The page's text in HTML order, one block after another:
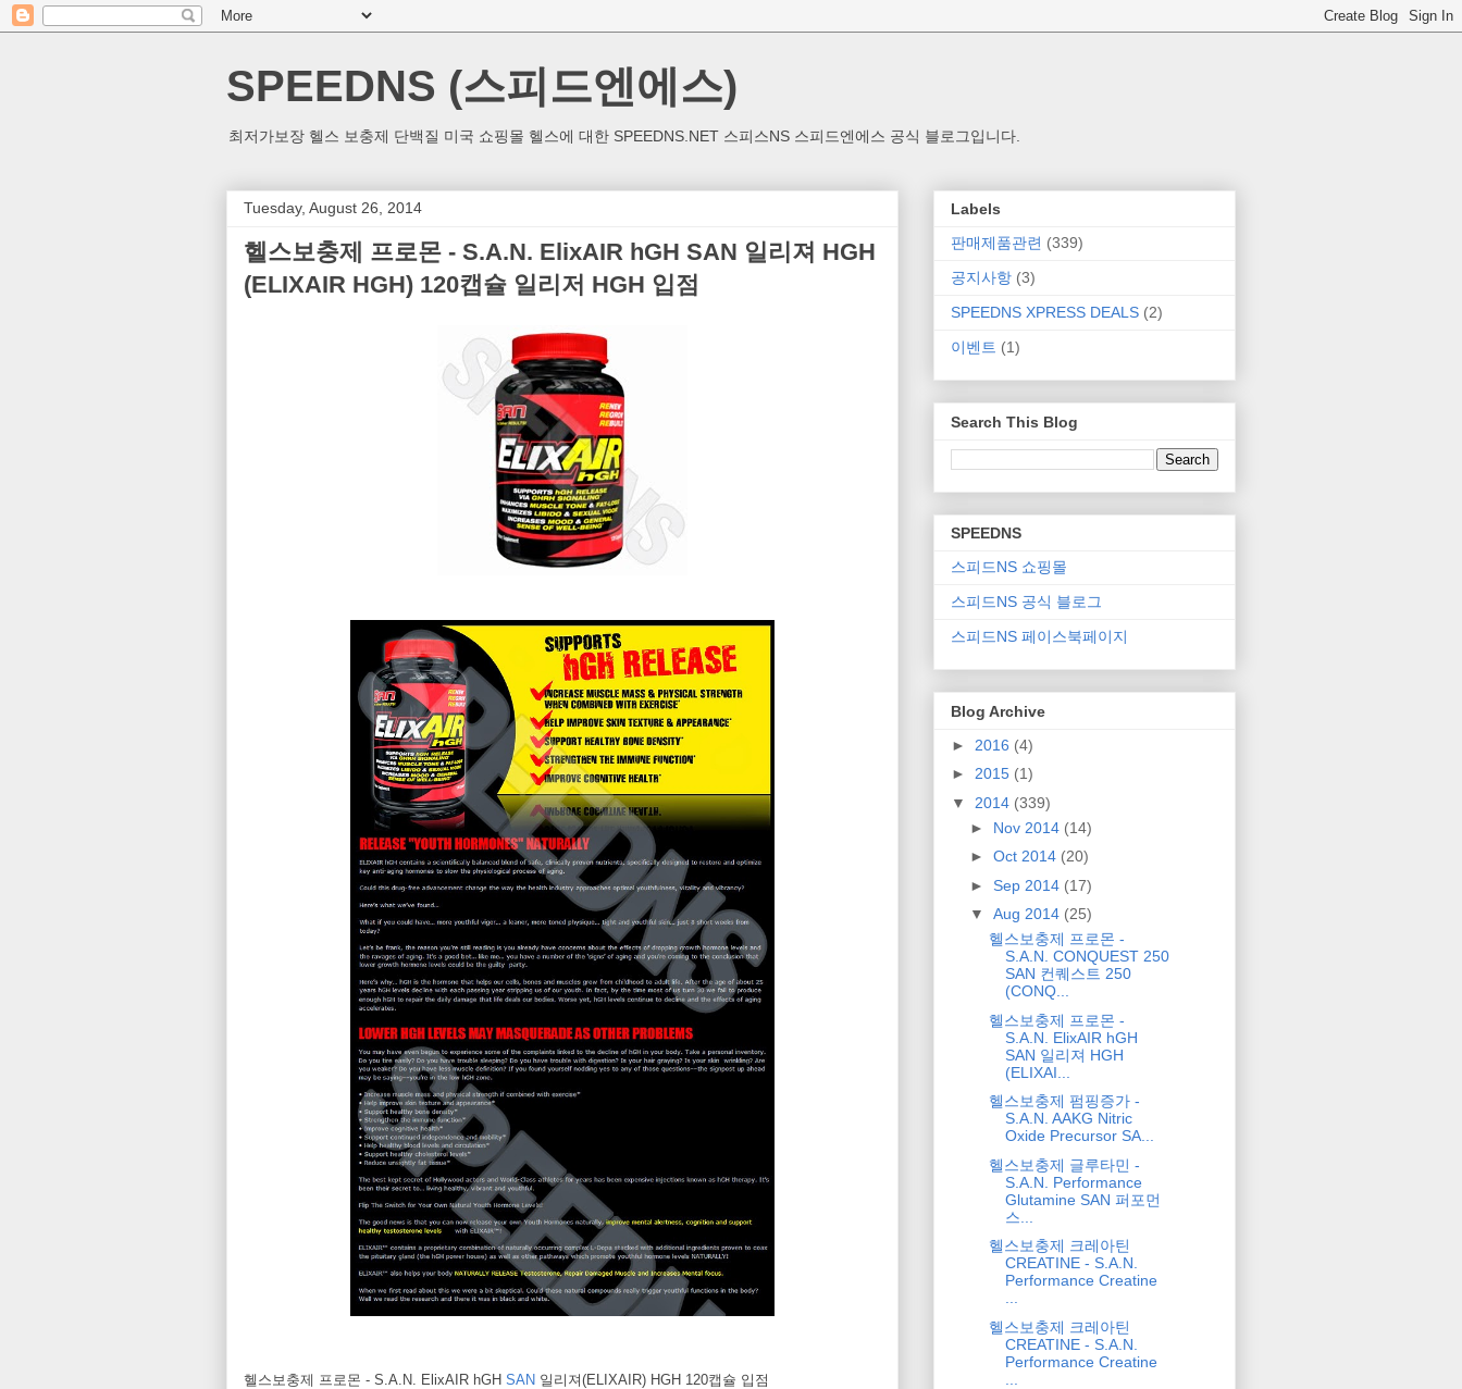
SPEEDNS (스피드엔에스)
최저가보장 헬스 보충제 단백질 미국 쇼핑몰 헬스에 대한 SPEEDNS.NET 스피스NS 스피드엔에스 공식 블로그입니다.
Tuesday, August 26, 2014
헬스보충제 프로몬 - S.A.N. ElixAIR hGH SAN 일리져 HGH
(ELIXAIR HGH) 120캡슐 일리저 HGH 입점
헬스보충제 프로몬 - S.A.N. ElixAIR hGH SAN 일리져(ELIXAIR) HGH 120캡슐 입점
Labels
판매제품관련 (339)
공지사항 (3)
SPEEDNS XPRESS DEALS (2)
이벤트 (1)
Search This Blog
SPEEDNS
스피드NS 쇼핑몰
스피드NS 공식 블로그
스피드NS 페이스북페이지
Blog Archive
► 2016 (4)
► 2015 (1)
▼ 2014 (339)
► Nov 2014 (14)
► Oct 2014 (20)
► Sep 2014 (17)
▼ Aug 2014 (25)
헬스보충제 프로몬 -
S.A.N. CONQUEST 250
SAN 컨퀘스트 250
(CONQ...
헬스보충제 프로몬 -
S.A.N. ElixAIR hGH
SAN 일리져 HGH
(ELIXAI...
헬스보충제 펌핑증가 -
S.A.N. AAKG Nitric
Oxide Precursor SA...
헬스보충제 글루타민 -
S.A.N. Performance
Glutamine SAN 퍼포먼
스...
헬스보충제 크레아틴
CREATINE - S.A.N.
Performance Creatine
헬스보충제 크레아틴
CREATINE - S.A.N.
Performance Creatine